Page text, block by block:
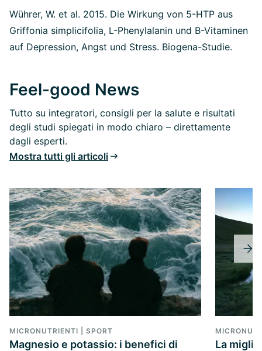
Wührer, W. et al. 2015. Die Wirkung von 5-HTP aus
Griffonia simplicifolia, L-Phenylalanin und B-Vitaminen
auf Depression, Angst und Stress. Biogena-Studie.
Feel-good News
Tutto su integratori, consigli per la salute e risultati
degli studi spiegati in modo chiaro – direttamente
dagli esperti.
Mostra tutti gli articoli
MICRONUTRIENTI | SPORT
Magnesio e potassio: i benefici di
La